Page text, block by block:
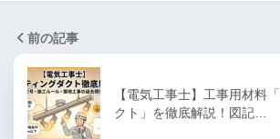
前の記事
【電気工事士】工事用材料
クト」を徹底解説！図記…